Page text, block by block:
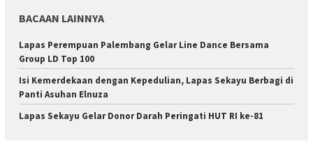
BACAAN LAINNYA
Lapas Perempuan Palembang Gelar Line Dance Bersama
Group LD Top 100
Isi Kemerdekaan dengan Kepedulian, Lapas Sekayu Berbagi di
Panti Asuhan Elnuza
Lapas Sekayu Gelar Donor Darah Peringati HUT RI ke-81